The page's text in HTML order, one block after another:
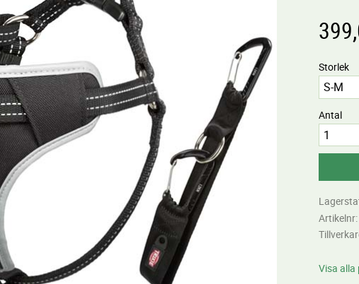
Storlek
Antal
Artikelnr
Visa alla